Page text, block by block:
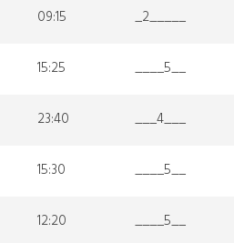
09:15 _2_____
15:25 ____5__
23:40 ___4___
15:30 ____5__
12:20 ____5__